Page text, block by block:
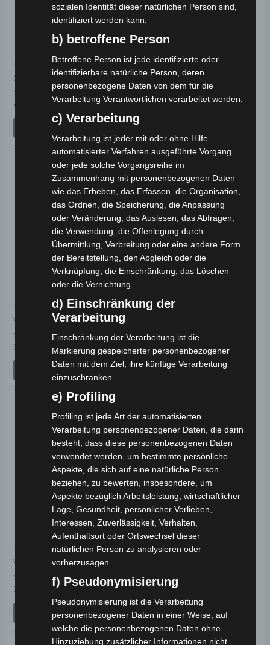
Kostenloser Versand
CARGO VOLT GRIFF
Bewertet
0
49,00
IN DEN WARENKORB
CARGO VOLT
Kostenloser Versand
VS1 ZÜNDSCHLOSS-SET
Bewertet
39,00€
Kostenloser Versand
VB7 GRIFFSET
Bewertet
mit
0
39,00
IN DEN WARENKORB
VB7
Kostenloser Versand
mit
von
39,00
IN DEN WARENKORB
Kostenloser Versand
VB2 GASHEBEL
Bewertet
0
39,00
IN DEN WARENKORB
VB2
Kostenloser Versand
Bewertet
0
5
39,00€ *
IN DEN WARENKORB
SE-03
sozialen Identität dieser natürlichen Person sind,
identifiziert werden kann.
b) betroffene Person
Betroffene Person ist jede identifizierte oder
identifizierbare natürliche Person, deren
personenbezogene Daten von dem für die
Verarbeitung Verantwortlichen verarbeitet werden.
c) Verarbeitung
Verarbeitung ist jeder mit oder ohne Hilfe
automatisierter Verfahren ausgeführte Vorgang
oder jede solche Vorgangsreihe im
Zusammenhang mit personenbezogenen Daten
wie das Erheben, das Erfassen, die Organisation,
das Ordnen, die Speicherung, die Anpassung
oder Veränderung, das Auslesen, das Abfragen,
die Verwendung, die Offenlegung durch
Übermittlung, Verbreitung oder eine andere Form
der Bereitstellung, den Abgleich oder die
Verknüpfung, die Einschränkung, das Löschen
oder die Vernichtung.
d) Einschränkung der
Verarbeitung
Einschränkung der Verarbeitung ist die
Markierung gespeicherter personenbezogener
Daten mit dem Ziel, ihre künftige Verarbeitung
einzuschränken.
e) Profiling
Profiling ist jede Art der automatisierten
Verarbeitung personenbezogener Daten, die darin
besteht, dass diese personenbezogenen Daten
verwendet werden, um bestimmte persönliche
Aspekte, die sich auf eine natürliche Person
beziehen, zu bewerten, insbesondere, um
Aspekte bezüglich Arbeitsleistung, wirtschaftlicher
Lage, Gesundheit, persönlicher Vorlieben,
Interessen, Zuverlässigkeit, Verhalten,
Aufenthaltsort oder Ortswechsel dieser
natürlichen Person zu analysieren oder
vorherzusagen.
f) Pseudonymisierung
Pseudonymisierung ist die Verarbeitung
personenbezogener Daten in einer Weise, auf
welche die personenbezogenen Daten ohne
Hinzuziehung zusätzlicher Informationen nicht